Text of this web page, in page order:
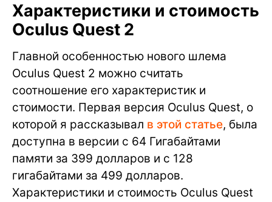
Характеристики и стоимость
Oculus Quest 2
Главной особенностью нового шлема
Oculus Quest 2 можно считать
соотношение его характеристик и
стоимости. Первая версия Oculus Quest, о
которой я рассказывал в этой статье, была
доступна в версии с 64 Гигабайтами
памяти за 399 долларов и с 128
гигабайтами за 499 долларов.
Характеристики и стоимость Oculus Quest